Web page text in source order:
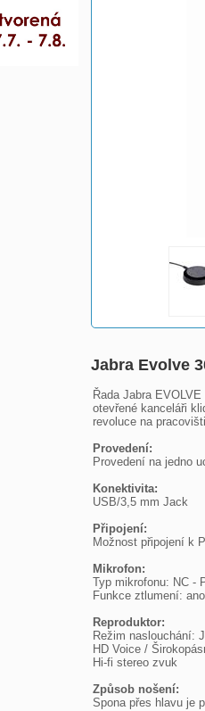
Jabra Evolve
Řada Jabra
otevřené kanceláři
revoluce na
Provedení:
Provedení na jedno
Konektivita:
USB/3,5 mm Jack
Připojení:
Možnost připojení k
Mikrofon:
Typ mikrofonu: NC -
Funkce ztlumení:
Reproduktor:
Režim naslouchání:
HD Voice /
Hi-fi stereo zvuk
Způsob nošení:
Spona přes hlavu je